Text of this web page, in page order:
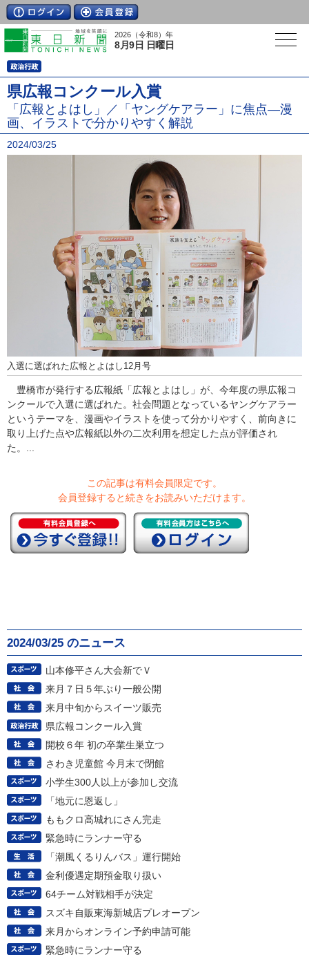
2026（令和8）年
8月9日 日曜日
県広報コンクール入賞
「広報とよはし」／「ヤングケアラー」に焦点―漫
画、イラストで分かりやすく解説
2024/03/25
入選に選ばれた広報とよはし12月号
豊橋市が発行する広報紙「広報とよはし」が、今年度の県広報コ
ンクールで入選に選ばれた。社会問題となっているヤングケアラー
というテーマを、漫画やイラストを使って分かりやすく、前向きに
取り上げた点や広報紙以外の二次利用を想定した点が評価され
た。...
この記事は有料会員限定です。
会員登録すると続きをお読みいただけます。
2024/03/25 のニュース
山本修平さん大会新でＶ
来月７日５年ぶり一般公開
来月中旬からスイーツ販売
県広報コンクール入賞
開校６年 初の卒業生巣立つ
さわき児童館 今月末で閉館
小学生300人以上が参加し交流
「地元に恩返し」
ももクロ高城れにさん完走
緊急時にランナー守る
「潮風くるりんバス」運行開始
金利優遇定期預金取り扱い
64チーム対戦相手が決定
スズキ自販東海新城店プレオープン
来月からオンライン予約申請可能
緊急時にランナー守る